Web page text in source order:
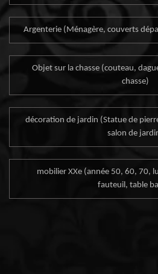
Argenterie (Ménagère, couverts
Objet sur la chasse (couteau,
chasse)
décoration de jardin (Statue de
salon de
mobilier XXe (année 50, 60, 70,
fauteuil, table